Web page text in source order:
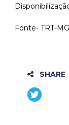
Fonte- TRT-
SHARE